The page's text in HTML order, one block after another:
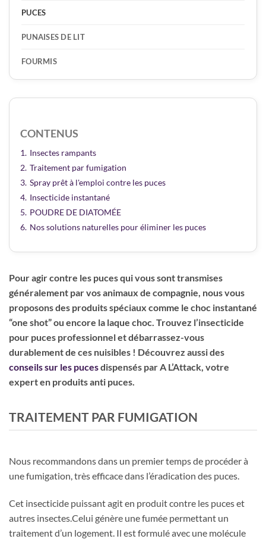
PUCES
PUNAISES DE LIT
FOURMIS
CONTENUS
1. Insectes rampants
2. Traitement par fumigation
3. Spray prêt à l'emploi contre les puces
4. Insecticide instantané
5. POUDRE DE DIATOMÉE
6. Nos solutions naturelles pour éliminer les puces
Pour agir contre les puces qui vous sont transmises
généralement par vos animaux de compagnie, nous vous
proposons des produits spéciaux comme le choc instantané
“one shot” ou encore la laque choc. Trouvez l’insecticide
pour puces professionnel et débarrassez-vous
durablement de ces nuisibles ! Découvrez aussi des
conseils sur les pucesdispensés par A L’Attack, votre
expert en produits anti puces.
TRAITEMENT PAR FUMIGATION
Nous recommandons dans un premier temps de procéder à
une fumigation, très efficace dans l’éradication des puces.
Cet insecticide puissant agit en produit contre les puces et
autres insectes.Celui génère une fumée permettant un
traitement d’un logement. Il est formulé avec une molécule